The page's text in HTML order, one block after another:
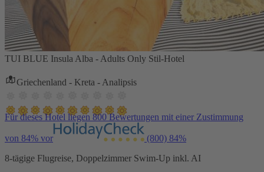
TUI BLUE Insula Alba - Adults Only Stil-Hotel
Griechenland - Kreta - Analipsis
Für dieses Hotel liegen 800 Bewertungen mit einer Zustimmung
von 84% vor (800) 84%
8-tägige Flugreise, Doppelzimmer Swim-Up inkl. AI